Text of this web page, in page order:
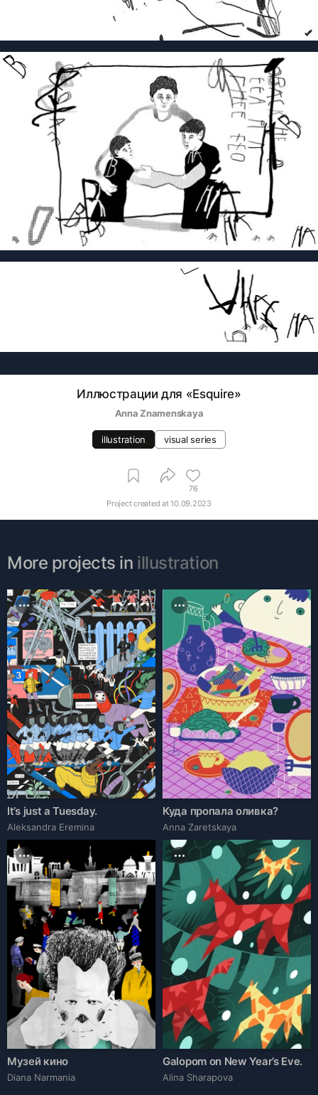
Иллюстрации для «Esquire»
Anna Znamenskaya
illustration visual series
76
Project created at10.09.2023
More projects in illustration
It’s just a Tuesday.
Aleksandra Eremina
Куда пропала оливка?
Anna Zaretskaya
Музей кино
Diana Narmania
Galopom on New Year’s Eve.
Alina Sharapova